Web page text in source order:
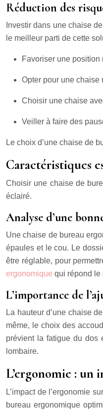
Réduction des
Investir dans une chaise
le meilleur parti de cette
Favoriser une position
Opter pour une chaise
Choisir une chaise
Veiller à faire des
Le choix d’une chaise de
Caractéristiques
Choisir une chaise de
éclairé.
Analyse d’une
Une chaise de bureau
épaules et le cou. Le
être réglable, pour
ergonomique qui répond le
L’importance de
La hauteur d’une chaise
même, le choix des
prévient la fatigue du dos
lombaire.
L’ergonomie :
L’impact de l’ergonomie
bureau ergonomique